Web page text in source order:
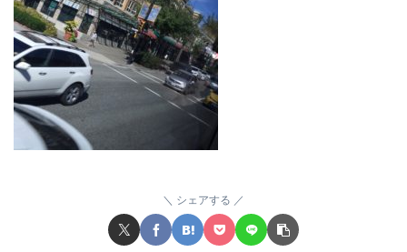
シェアする